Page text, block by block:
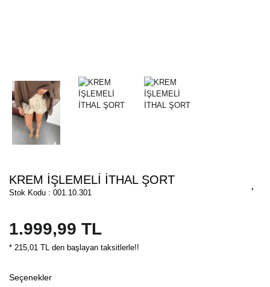
KREM İŞLEMELİ İTHAL ŞORT
Stok Kodu : 001.10.301
1.999,99 TL
* 215,01 TL den başlayan taksitlerle!!
Seçenekler